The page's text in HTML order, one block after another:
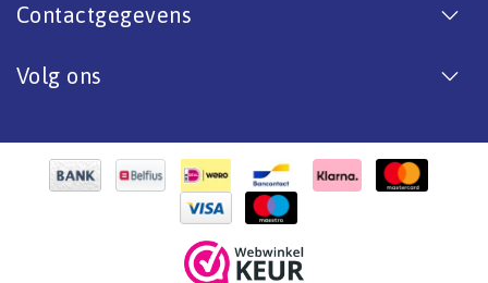
Contactgegevens
Volg ons